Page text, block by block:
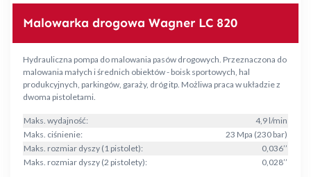
Malowarka drogowa Wagner LC 820
Hydrauliczna pompa do malowania pasów drogowych. Przeznaczona do
malowania małych i średnich obiektów - boisk sportowych, hal
produkcyjnych, parkingów, garaży, dróg itp. Możliwa praca w układzie z
dwoma pistoletami.
Maks. wydajność:
4,9 l/min
Maks. ciśnienie:
23 Mpa (230 bar)
Maks. rozmiar dyszy (1 pistolet):
0,036’’
Maks. rozmiar dyszy (2 pistolety):
0,028’’